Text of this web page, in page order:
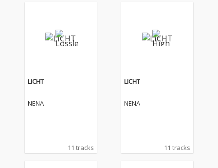
LICHT
NENA
11 tracks
LICHT
NENA
11 tracks